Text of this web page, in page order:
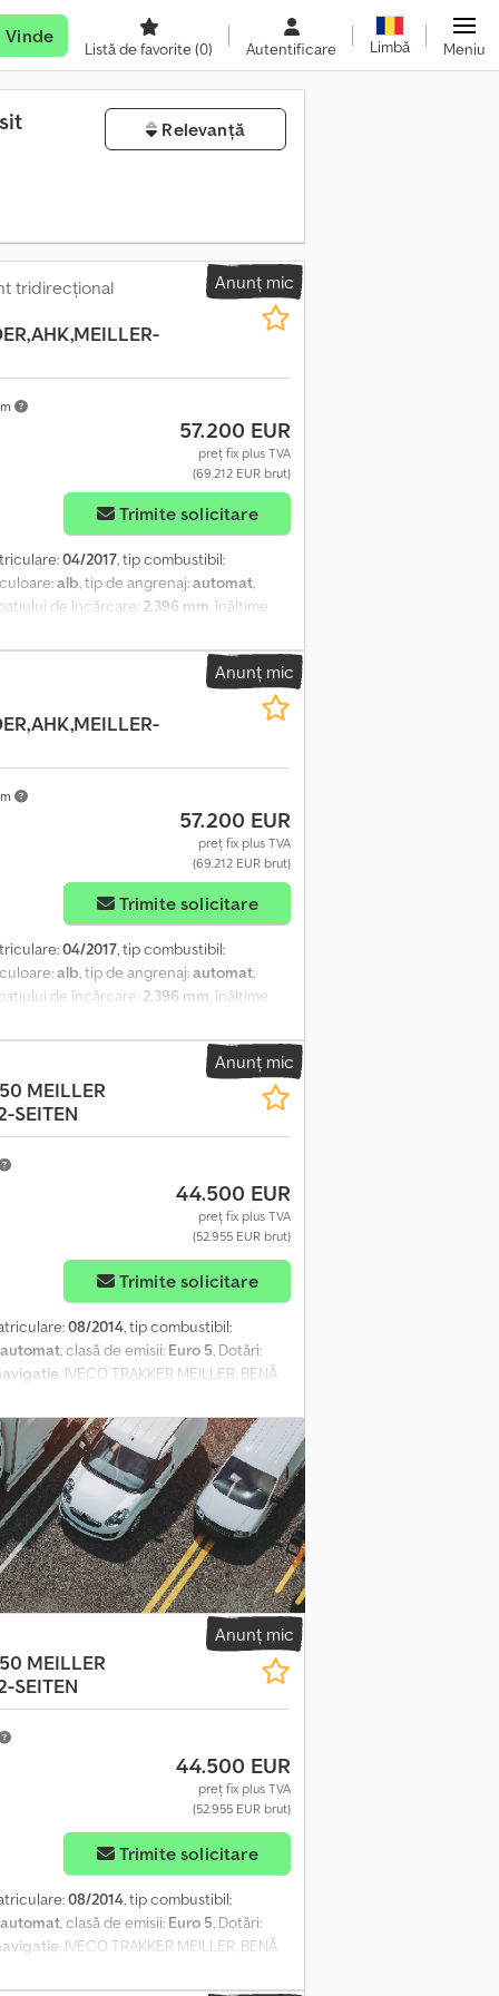
Vinde
Listă de favorite(0) Autentificare Limbă Meniu
Relevanță
Anunț mic
tridirecțional
57.200 EUR
preț fix plus TVA
(69.212 EUR brut)
Trimite solicitare
04/2017, tip combustibil:
alb , tip de angrenaj:automat
de încărcare: 2.396 mm , înălțime
de stabilitate (ESP)
Aatof 8x4 450 CP Euro 6 Transmisie
diferențial Sistem hidraulic Cârlig de
Prelată Platformă de încărcare: 5810
2: 385/65 R22.5, adâncimea profilului: 10
profilului: 20 mm Greutate totală:
Anunț mic
57.200 EUR
preț fix plus TVA
(69.212 EUR brut)
Trimite solicitare
04/2017, tip combustibil:
alb, tip de angrenaj:automat,
de încărcare: 2.396 mm, înălțime
de stabilitate (ESP)
I Ue Aatef Euro 6 Transmisie
diferențial Sistem hidraulic Cârlig de
Prelată Platformă de încărcare: 5810 x
65 R22.5, adâncime profil 10 mm Axa 3:
Greutate totală: 32.000 kg Greutate
Anunț mic
MEILLER
SEITEN
44.500 EUR
preț fix plus TVA
(52.955 EUR brut)
Trimite solicitare
08/2014, tip combustibil:
automat, clasă de emisii: Euro 5, Dotări:
, IVECO TRAKKER MEILLER, BENĂ
MEILLER, DESCĂRCARE PE DOUĂ
50% uzură Documente de
Toate informațiile sunt oferite fără
de a vinde vehiculul înainte.
doar în scopul protejării clientului.
km cutie de viteze automată
hidraulică anvelope, aprox. 50% uzură
arcuri lamelare Toate informațiile sunt
vânzării anterioare. Vânzarea se
protejării clientului.
Anunț mic
MEILLER
SEITEN
44.500 EUR
preț fix plus TVA
(52.955 EUR brut)
Trimite solicitare
08/2014, tip combustibil:
automat, clasă de emisii: Euro 5, Dotări:
, IVECO TRAKKER MEILLER, BENĂ
MEILLER, DESCĂRCARE PE DOUĂ